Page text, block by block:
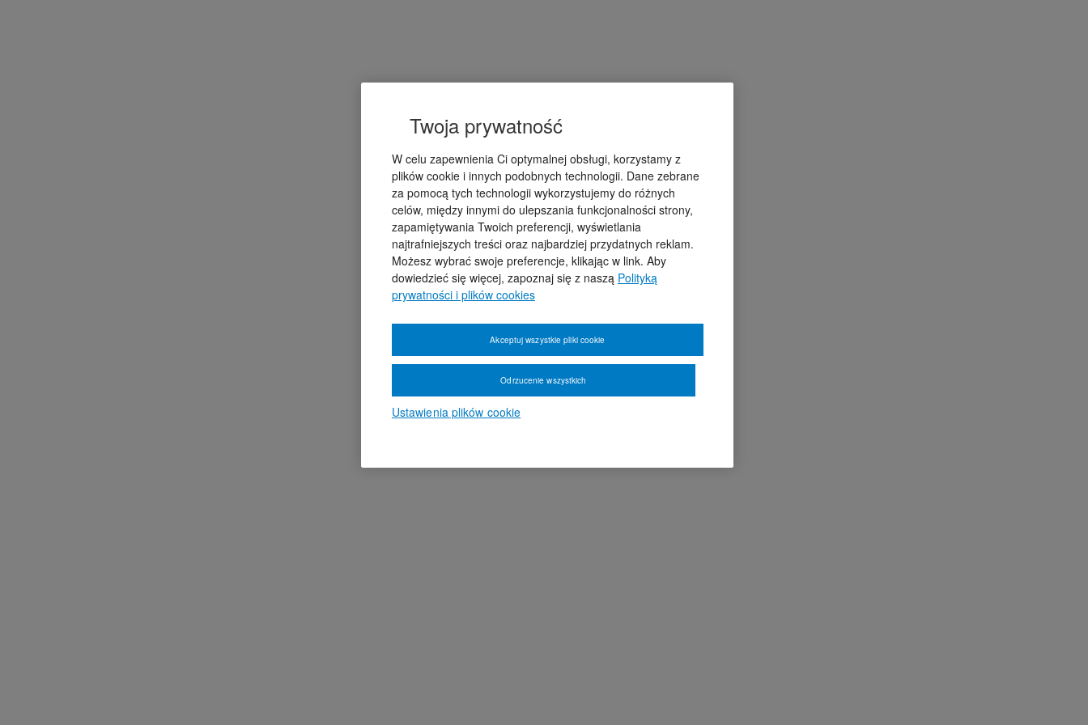
Twoja prywatność
W celu zapewnienia Ci optymalnej obsługi, korzystamy z
plików cookie i innych podobnych technologii. Dane zebrane
za pomocą tych technologii wykorzystujemy do różnych
celów, między innymi do ulepszania funkcjonalności strony,
zapamiętywania Twoich preferencji, wyświetlania
najtrafniejszych treści oraz najbardziej przydatnych reklam.
Możesz wybrać swoje preferencje, klikając w link. Aby
dowiedzieć się więcej, zapoznaj się z naszą Polityką
prywatności i plików cookies
Ustawienia plików cookie
Odrzucenie wszystkich
Akceptuj wszystkie pliki cookie